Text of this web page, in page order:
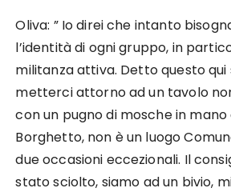
Oliva: ” Io direi che intanto
l’identità di ogni gruppo, in
militanza attiva. Detto questo
metterci attorno ad un tavolo
con un pugno di mosche in
Borghetto, non è un luogo
due occasioni eccezionali. Il
stato sciolto, siamo ad un bivio,